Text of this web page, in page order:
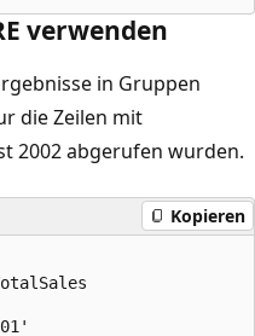
verwenden
in Gruppen
die Zeilen mit
2002 abgerufen wurden.
Kopieren